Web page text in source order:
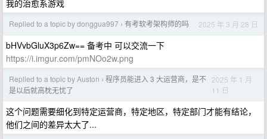
我的治愈系游戏
Replied to a topic by donggua997 › 有考软考架构师的吗 2025 年 3 月 28 日
bHVvbGluX3p6Zw== 备考中 可以交流一下
https://i.imgur.com/pmNOo2w.png
Replied to a topic by Auston › 程序员能进入 3 大运营商，是不
是以后就高枕无忧了
2025 年 1 月
11 日
这个问题需要细化到特定运营商，特定地区，特定部门才能有结论，
他们之间的差异太大了...